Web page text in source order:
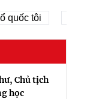
quốc tôi
Chủ tịch
học